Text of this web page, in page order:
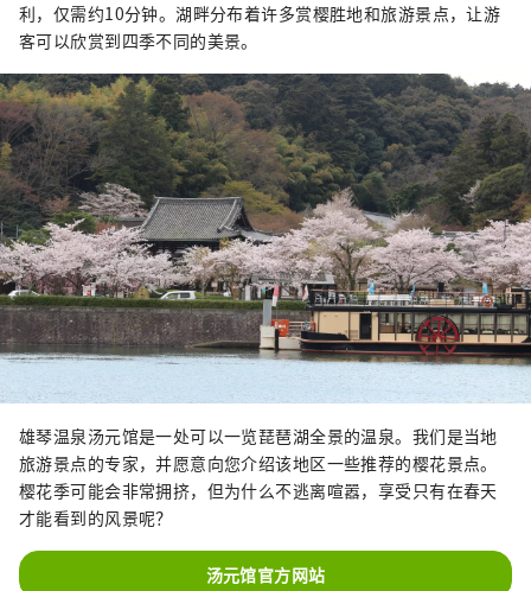
利，仅需约10分钟。湖畔分布着许多赏樱胜地和旅游景点，让游
客可以欣赏到四季不同的美景。
雄琴温泉汤元馆是一处可以一览琵琶湖全景的温泉。我们是当地
旅游景点的专家，并愿意向您介绍该地区一些推荐的樱花景点。
樱花季可能会非常拥挤，但为什么不逃离喧嚣，享受只有在春天
才能看到的风景呢？
汤元馆官方网站